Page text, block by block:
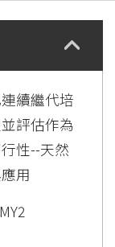
續繼代培
評估作為
性--天然
用